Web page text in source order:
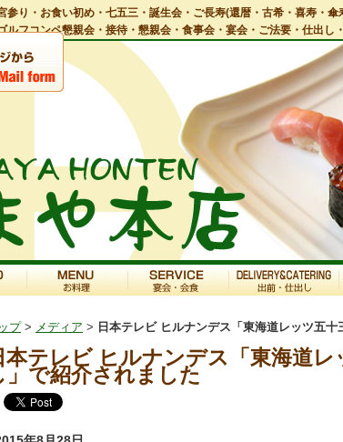
参り・お食い初め・七五三・誕生会・ご長寿(還暦・古希・喜寿・
ルフコンペ懇親会・接待・懇親会・食事会・宴会・ご法要・仕出し
プ> メディア > 日本テレビ ヒルナンデス「東海道レッツ五
本テレビ ヒルナンデス「東海道レ
」で紹介されました